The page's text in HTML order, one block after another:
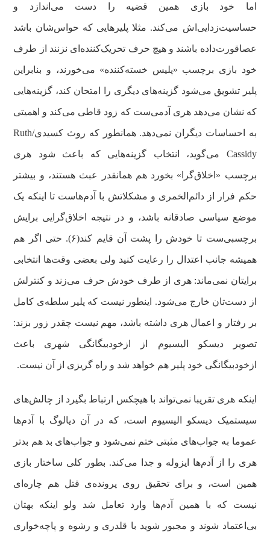
اما خود بازی همین قضیه را دست می‌اندازد و
حساسیت‌زدایی‌اش می‌کند. مثلا پلیرهایی که حواس‌شان باشد
عصاقورت‌داده باشند و هیچ حرف تحریک‌کننده‌ای نزنند از طرف
خود بازی برچسب «پلیس خسته‌کننده» می‌خورند، و بنابراین
پلیر تشویق می‌شود گزینه‌های دیگری را امتحان کند، گزینه‌هایی
که نشان می‌دهد هری آدمی‌ست که زود قاطی می‌کند و اهمیتی
به احساسات دیگران نمی‌دهد. همانطور که روث کسیدی/Ruth
Cassidy می‌گوید، انتخاب گزینه‌هایی که باعث شود هری
برچسب «اخلاق‌گرا» بخورد هم همانقدر عبث هستند، و بیشتر
حکم فرار از دائم‌الخمری و مشکلاتش با آدم‌هاست تا اینکه یک
موضع سیاسی صادقانه باشد، و در نتیجه اخلاق‌گرایی برایش
برچسبی‌ست تا خودش را پشت آن قایم کند(۶). حتی اگر هم
همیشه جانب اعتدال را رعایت کنید ولی بعضی‌ وقت‌ها انتخابی
برایتان نمی‌ماند: هری از طرف خودش حرف می‌زند و کنترلش
از دست‌تان خارج می‌شود. اینطور نیست که پلیر سلطه‌ی کامل
بر رفتار و اعمال هری داشته باشد، مهم نیست چقدر زور بزند:
تصویر دیسکو الیسیوم از ازخودبیگانگی شهری باعث
ازخودبیگانگی خود پلیر هم خواهد شد و راه گریزی از آن نیست.
اینکه هری تقریبا نمی‌تواند با هیچکس ارتباط بگیرد از چالش‌های
سیستمیک دیسکو الیسیوم است، که در آن دیالوگ با آدم‌ها
عموما به جواب‌های مثبتی ختم نمی‌شود و جواب‌های بد هم بدتر
هری را از آدم‌ها ایزوله و جدا می‌کند. بطور کلی ساختار بازی
همین است، و برای تحقیق روی پرونده‌ی قتل هم چاره‌ای
نیست که با همین آدم‌ها وارد تعامل شد ولو اینکه بهتان
بی‌اعتماد شوند و مجبور شوید با قلدری و رشوه و پاچه‌خواری